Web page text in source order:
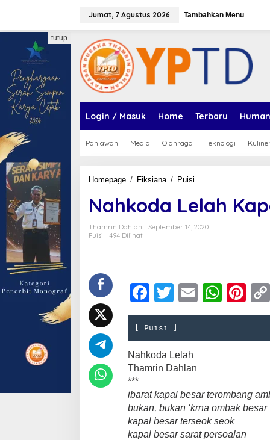
Jumat, 7 Agustus 2026 Tambahkan Menu
Login / Masuk Home Terbaru
Pahlawan Media Olahraga Teknologi
tutup
Homepage / Fiksiana / Puisi
Kapal
Hampir
Karam
Nahkoda Lelah
Thamrin Dahlan
September 14, 2020
Puisi
494 Dilihat
F
a
c
e
b
o
o
k
T
wi
tt
er
E
m
W
h
p
p
Pi
nt
[ Puisi ]
Nahkoda Lelah
Thamrin Dahlan
***
ibarat kapal besar terombang
bukan, bukan ‘krna ombak besar
kapal besar terseok seok
kapal besar sarat persoalan